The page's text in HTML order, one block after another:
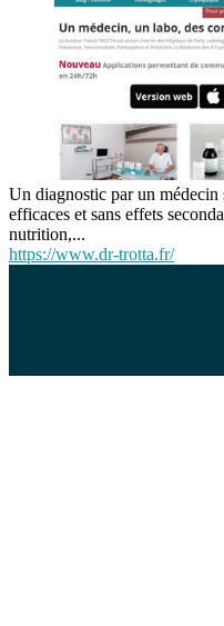
Un diagnostic par un médecin
efficaces et sans effets
nutrition,...
https://www.dr-trotta.fr/